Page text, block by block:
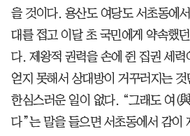
을 것이다. 용산도 여당도 서초동에
대를 접고 이달 초 국민에게 약속했
다. 제왕적 권력을 손에 쥔 집권 세력
얻지 못해서 상대방이 거꾸러지는
한심스러운 일이 없다. “그래도 여(
다”는 말을 들으면 서초동에서 감이